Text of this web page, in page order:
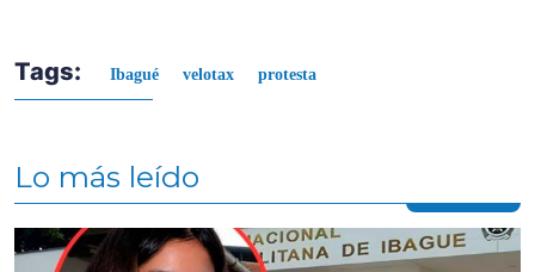
Tags: Ibagué velotax protesta
Lo más leído
Contenido multimedia principal